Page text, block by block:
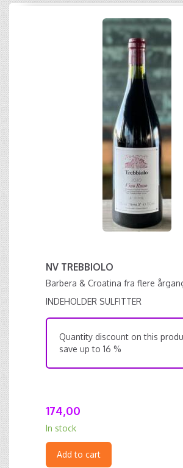
NV TREBBIOLO
Barbera & Croatina fra flere
INDEHOLDER SULFITTER
Quantity discount on this
save up to 16 %
174,00
In stock
Add to cart